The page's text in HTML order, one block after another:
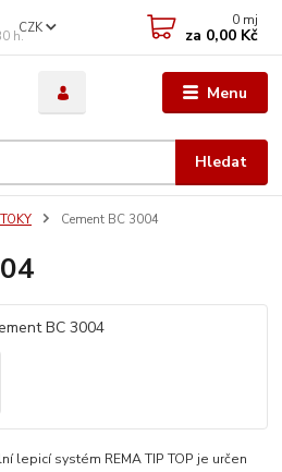
Menu
CZK
Hledat
h.
0 mj
za 0,00 Kč
Cement BC 3004
lepicí systém REMA TIP TOP je určen